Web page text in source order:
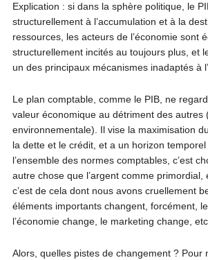
Explication : si dans la sphère politique, le
structurellement à l’accumulation et à la
ressources, les acteurs de l’économie sont
structurellement incités au toujours plus, et
un des principaux mécanismes inadaptés à
Le plan comptable, comme le PIB, ne
valeur économique au détriment des autres
environnementale). Il vise la maximisation
la dette et le crédit, et a un horizon
l’ensemble des normes comptables, c’est
autre chose que l’argent comme primordial,
c’est de cela dont nous avons cruellement
éléments importants changent, forcément,
l’économie change, le marketing change, etc.
Alors, quelles pistes de changement ? Pour